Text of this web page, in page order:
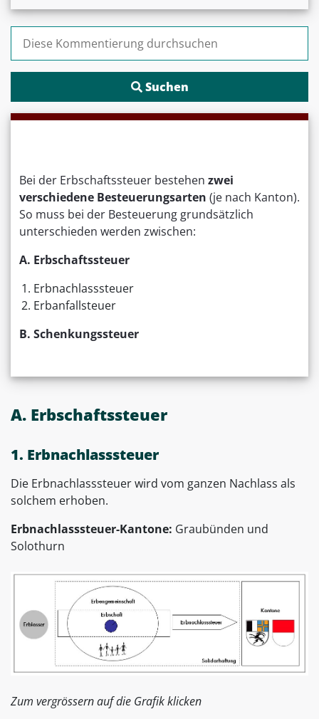
Suchen nach:
Bei der Erbschaftssteuer bestehen zwei
verschiedene Besteuerungsarten (je nach Kanton).
So muss bei der Besteuerung grundsätzlich
unterschieden werden zwischen:
A. Erbschaftssteuer
Erbnachlasssteuer
Erbanfallsteuer
B. Schenkungssteuer
A. Erbschaftssteuer
1. Erbnachlasssteuer
Die Erbnachlasssteuer wird vom ganzen Nachlass als
solchem erhoben.
Erbnachlasssteuer-Kantone: Graubünden und
Solothurn
Zum vergrössern auf die Grafik klicken